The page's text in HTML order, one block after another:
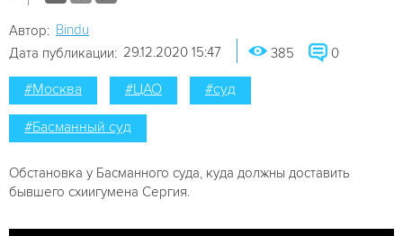
Автор: Bindu
Дата публикации: 29.12.2020 15:47 385 0
#Москва #ЦАО #суд
#Басманный суд
Обстановка у Басманного суда, куда должны доставить
бывшего схиигумена Сергия.